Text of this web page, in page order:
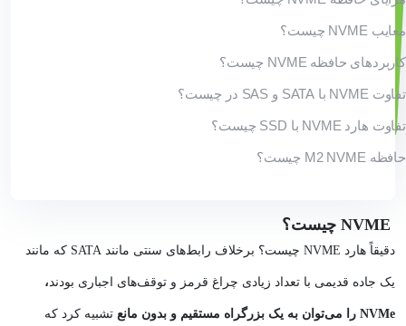
معایب NVME چیست؟
کاربردهای حافظه NVME چیست؟
تفاوت NVME با SATA و SAS در چیست؟
تفاوت هارد NVME با SSD چیست؟
حافظه M2 NVME چیست؟
دقیقاً هارد NVME چیست؟ برخلاف رابط‌های سنتی مانند SATA که مانند
یک جاده قدیمی با تعداد زیادی چراغ قرمز و توقف‌های اجباری بودند،
NVMe را می‌توان به یک بزرگراه مستقیم و بدون مانع تشبیه کرد که